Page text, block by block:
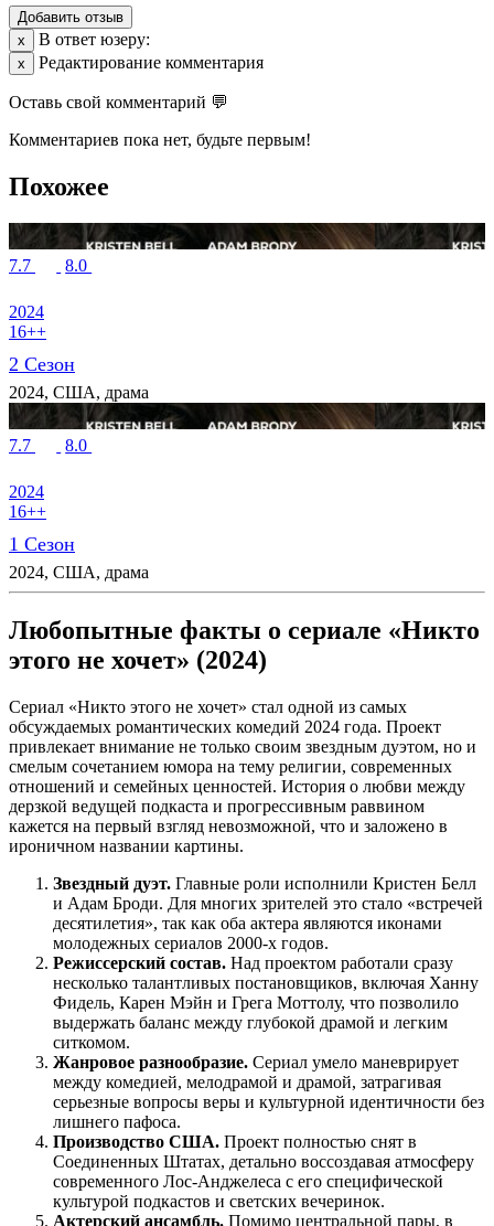
Добавить отзыв
х
В ответ юзеру:
х Редактирование комментария
Оставь свой комментарий 💬
Комментариев пока нет, будьте первым!
Похожее
7.7 8.0
2024
16++
2 Сезон
2024, США, драма
7.7 8.0
2024
16++
1 Сезон
2024, США, драма
Любопытные факты о сериале «Никто
этого не хочет» (2024)
Сериал «Никто этого не хочет» стал одной из самых
обсуждаемых романтических комедий 2024 года. Проект
привлекает внимание не только своим звездным дуэтом, но и
смелым сочетанием юмора на тему религии, современных
отношений и семейных ценностей. История о любви между
дерзкой ведущей подкаста и прогрессивным раввином
кажется на первый взгляд невозможной, что и заложено в
ироничном названии картины.
Звездный дуэт. Главные роли исполнили Кристен Белл
и Адам Броди. Для многих зрителей это стало «встречей
десятилетия», так как оба актера являются иконами
молодежных сериалов 2000-х годов.
Режиссерский состав. Над проектом работали сразу
несколько талантливых постановщиков, включая Ханну
Фидель, Карен Мэйн и Грега Моттолу, что позволило
выдержать баланс между глубокой драмой и легким
ситкомом.
Жанровое разнообразие. Сериал умело маневрирует
между комедией, мелодрамой и драмой, затрагивая
серьезные вопросы веры и культурной идентичности без
лишнего пафоса.
Производство США. Проект полностью снят в
Соединенных Штатах, детально воссоздавая атмосферу
современного Лос-Анджелеса с его специфической
культурой подкастов и светских вечеринок.
Актерский ансамбль. Помимо центральной пары, в